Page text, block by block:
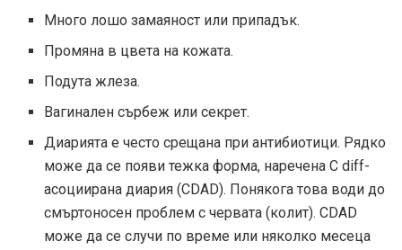
Много лошо замаяност или припадък.
Промяна в цвета на кожата.
Подута жлеза.
Вагинален сърбеж или секрет.
Диарията е често срещана при антибиотици. Рядко
може да се появи тежка форма, наречена C diff-
асоциирана диария (CDAD). Понякога това води до
смъртоносен проблем с червата (колит). CDAD
може да се случи по време или няколко месеца